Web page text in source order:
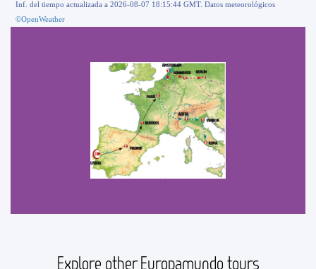
Inf. del tiempo actualizada a 2026-08-07 18:15:44 GMT. Datos meteorológicos
©OpenWeather
Explore other Europamundo tours